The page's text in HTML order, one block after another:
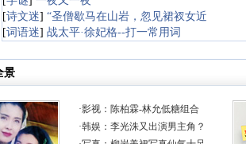
[诗文迷] “圣僧歇马在山岩，忽见裙衩女近
[词语迷] 战太平·徐妃格--打一常用词